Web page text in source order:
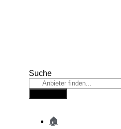
Suche
🏠